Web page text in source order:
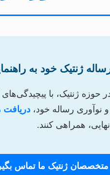
رساله ژنتیک خود به
حوزه ژنتیک، با
و نوآوری رساله خود،
همراهی کنند.
متخصصان ژنتیک ما تماس